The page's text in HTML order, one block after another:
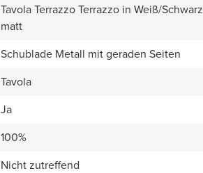
Tavola Terrazzo Terrazzo in Weiß/Schwarz
matt
Schublade Metall mit geraden Seiten
Tavola
Ja
100%
Nicht zutreffend